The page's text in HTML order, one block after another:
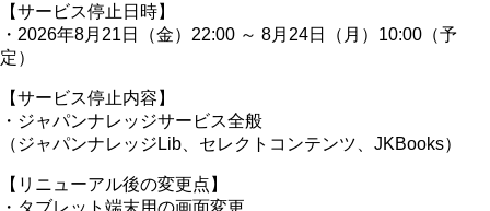
【サービス停止日時】
・2026年8月21日（金）22:00 ～ 8月24日（月）10:00（予
定）
【サービス停止内容】
・ジャパンナレッジサービス全般
（ジャパンナレッジLib、セレクトコンテンツ、JKBooks）
【リニューアル後の変更点】
・タブレット端末用の画面変更